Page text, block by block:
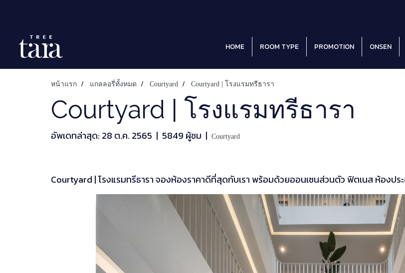
HOME ROOM TYPE PROMOTION ONSEN
หน้าแรก แกลลอรี่ทั้งหมด Courtyard Courtyard | โรงแรมทรีธารา
Courtyard | โรงแรมทรีธารา
อัพเดทล่าสุด: 28 ต.ค. 2565 | 5849 ผู้ชม | Courtyard
Courtyard | โรงแรมทรีธารา จองห้องราคาดีที่สุดกับเรา พร้อมด้วยออนเซนส่วนตัว ฟิตเนส ห้องป